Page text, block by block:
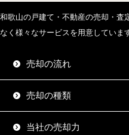
和歌山の戸建て・不動産の売却・査
なく様々なサービスを用意していま
売却の流れ
売却の種類
当社の売却力